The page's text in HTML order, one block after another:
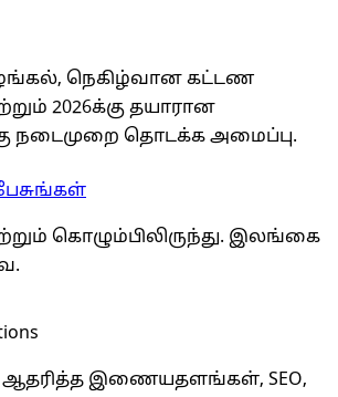
நெகிழ்வான கட்டண
2026க்கு தயாரான
நடைமுறை தொடக்க அமைப்பு.
கொழும்பிலிருந்து. இலங்கை
இணையதளங்கள், SEO,